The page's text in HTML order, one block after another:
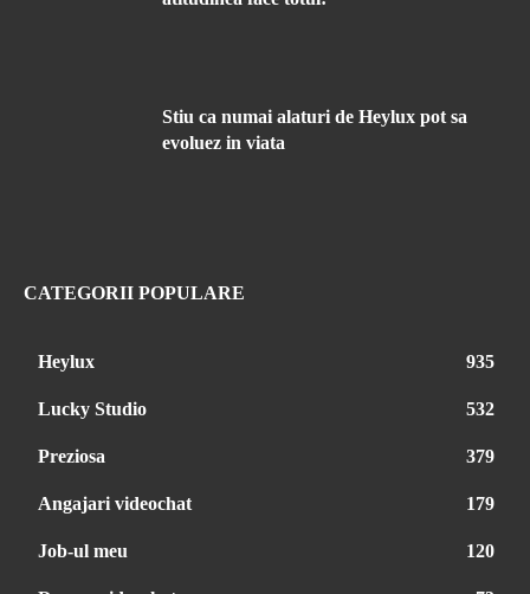
Stiu ca numai alaturi de Heylux pot sa
evoluez in viata
CATEGORII POPULARE
Heylux 935
Lucky Studio 532
Preziosa 379
Angajari videochat 179
Job-ul meu 120